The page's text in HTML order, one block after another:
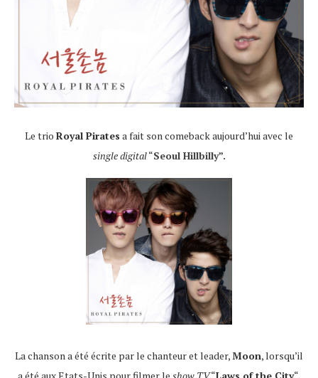
Le trio Royal Pirates a fait son comeback aujourd’hui avec le
single digital“Seoul Hillbilly”.
La chanson a été écrite par le chanteur et leader,Moon, lorsqu’il